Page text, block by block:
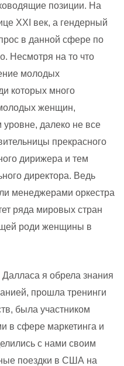
позиции. На
XXI век, а гендерный
в данной сфере по
Несмотря на то что
молодых
которых много
женщин,
далеко не все
прекрасного
дирижера и тем
директора. Ведь
менеджерами оркестра
ряда мировых стран
роди женщины в
я обрела знания
прошла тренинги
была участником
в сфере маркетинга и
с нами своим
поездки в США на